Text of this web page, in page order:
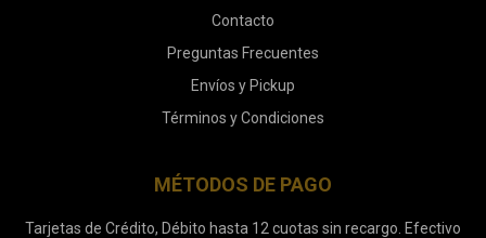
Contacto
Preguntas Frecuentes
Envíos y Pickup
Términos y Condiciones
MÉTODOS DE PAGO
Tarjetas de Crédito, Débito hasta 12 cuotas sin recargo. Efectivo